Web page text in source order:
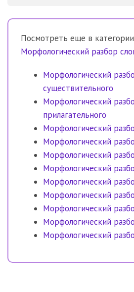
Посмотреть еще в
Морфологический разбор
Морфологический
существительного
Морфологический
прилагательного
Морфологический
Морфологический
Морфологический
Морфологический
Морфологический
Морфологический
Морфологический
Морфологический
Морфологический